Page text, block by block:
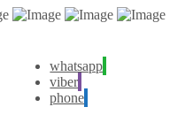
whatsapp
viber
phone